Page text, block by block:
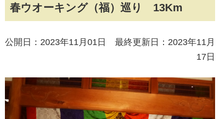
春ウオーキング（福）巡り 13Km
公開日：2023年11月01日 最終更新日：2023年11月
17日